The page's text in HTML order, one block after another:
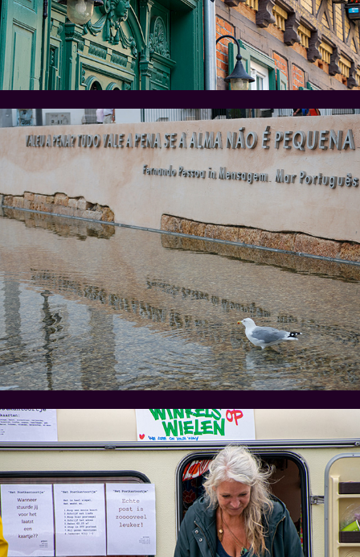
Lissabon en Pessoa
Amersfoort en industrieel erfgoed